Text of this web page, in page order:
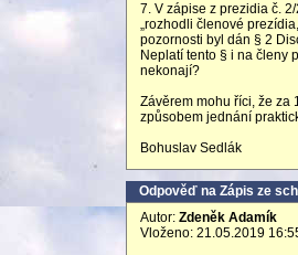
7. V zápise z prezidia č.
„rozhodli členové
pozornosti byl dán § 2
Neplatí tento § i na členy
nekonají?
Závěrem mohu říci, že za
způsobem jednání
Bohuslav Sedlák
Odpověď na Zápis ze
Autor: Zdeněk Adamík
Vloženo: 21.05.2019